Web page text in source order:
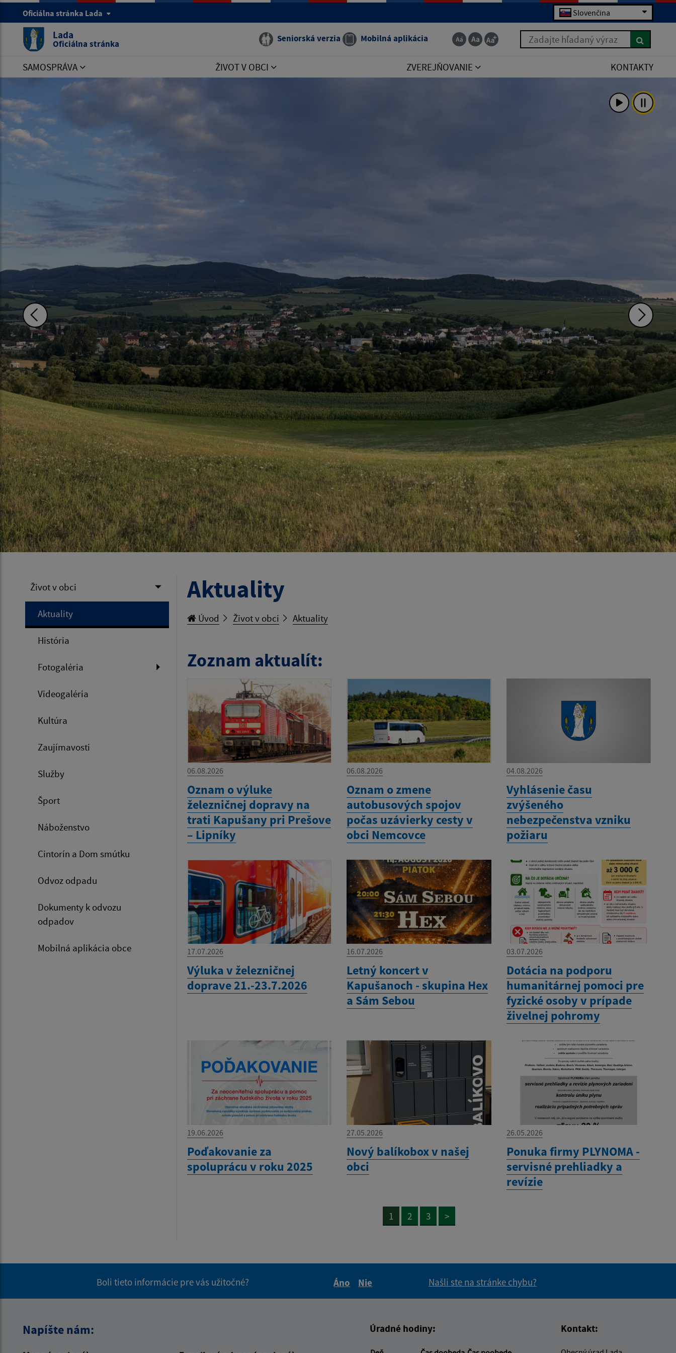
Oficiálna stránka Lada Slovenčina
Lada
Oficiálna stránka Seniorská verzia Mobilná aplikácia Zadajte hľadaný výraz
SAMOSPRÁVA ŽIVOT V OBCI ZVEREJŇOVANIE KONTAKTY
Život v obci
Aktuality
História
Fotogaléria
Videogaléria
Kultúra
Zaujímavosti
Služby
Šport
Náboženstvo
Cintorín a Dom smútku
Odvoz odpadu
Dokumenty k odvozu
odpadov
Mobilná aplikácia obce
Aktuality
Úvod Život v obci Aktuality
Zoznam aktualít:
06.08.2026
Oznam o výluke
železničnej dopravy na
trati Kapušany pri Prešove
– Lipníky
06.08.2026
Oznam o zmene
autobusových spojov
počas uzávierky cesty v
obci Nemcovce
04.08.2026
Vyhlásenie času
zvýšeného
nebezpečenstva vzniku
požiaru
17.07.2026
Výluka v železničnej
doprave 21.-23.7.2026
16.07.2026
Letný koncert v
Kapušanoch - skupina Hex
a Sám Sebou
03.07.2026
Dotácia na podporu
humanitárnej pomoci pre
fyzické osoby v prípade
živelnej pohromy
19.06.2026
Poďakovanie za
spoluprácu v roku 2025
27.05.2026
Nový balíkobox v našej
obci
26.05.2026
Ponuka firmy PLYNOMA -
servisné prehliadky a
revízie
1 2 3 >
Boli tieto informácie pre vás užitočné?
Áno
Nie
Našli ste na stránke chybu?
Napíšte nám: Úradné hodiny: Kontakt: